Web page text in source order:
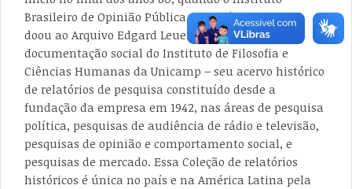
Brasileiro de Opinião Pública e Estatística (IBOPE)
doou ao Arquivo Edgard Leuenroth – o centro de
documentação social do Instituto de Filosofia e
Ciências Humanas da Unicamp – seu acervo histórico
de relatórios de pesquisa constituído desde a
fundação da empresa em 1942, nas áreas de pesquisa
política, pesquisas de audiência de rádio e televisão,
pesquisas de opinião e comportamento social, e
pesquisas de mercado. Essa Coleção de relatórios
históricos é única no país e na América Latina pela